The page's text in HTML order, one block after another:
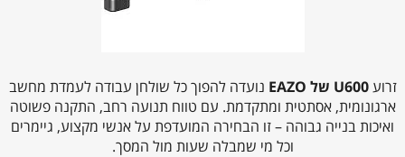
זרועU600 של EAZO
נועדה להפוך כל שולחן עבודה לעמדת מחשב
ארגונומית, אסתטית ומתקדמת. עם טווח תנועה רחב, התקנה פשוטה
ואיכות בנייה גבוהה – זו הבחירה המועדפת על אנשי מקצוע, גיימרים
וכל מי שמבלה שעות מול המסך.